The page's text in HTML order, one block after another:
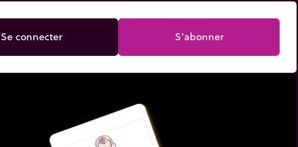
Se connecter S’abonner